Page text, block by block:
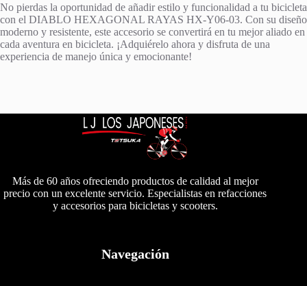
No pierdas la oportunidad de añadir estilo y funcionalidad a tu bicicleta
con el DIABLO HEXAGONAL RAYAS HX-Y06-03. Con su diseño
moderno y resistente, este accesorio se convertirá en tu mejor aliado en
cada aventura en bicicleta. ¡Adquiérelo ahora y disfruta de una
experiencia de manejo única y emocionante!
Más de 60 años ofreciendo productos de calidad al mejor
precio con un excelente servicio. Especialistas en refacciones
y accesorios para bicicletas y scooters.
Navegación